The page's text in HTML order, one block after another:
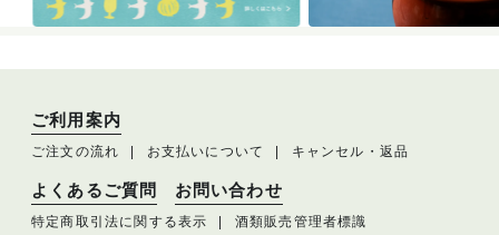
ご利用案内
ご注文の流れ お支払いについて キャンセル・返品
よくあるご質問 お問い合わせ
特定商取引法に関する表示 酒類販売管理者標識